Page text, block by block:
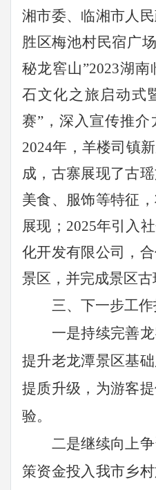
湘市委、临湘市人
胜区梅池村民宿广
秘龙窖山”2023湖
石文化之旅启动式
赛”，深入宣传推介
2024年，羊楼司镇
成，古寨展现了古
美食、服饰等特征
展现；2025年引入
化开发有限公司，
景区，并完成景区古
三、下一步工
一是持续完善
提升老龙潭景区基
提质升级，为游客
验。
二是继续向上
策资金投入我市乡